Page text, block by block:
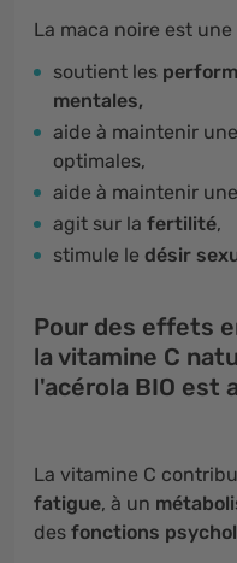
La maca noire est une
soutient les
mentales,
aide à maintenir
optimales,
aide à maintenir une
agit sur la fertilité,
stimule le désir
Pour des effets
la vitamine C
l'acérola BIO est
La vitamine C
fatigue, à un
des fonctions